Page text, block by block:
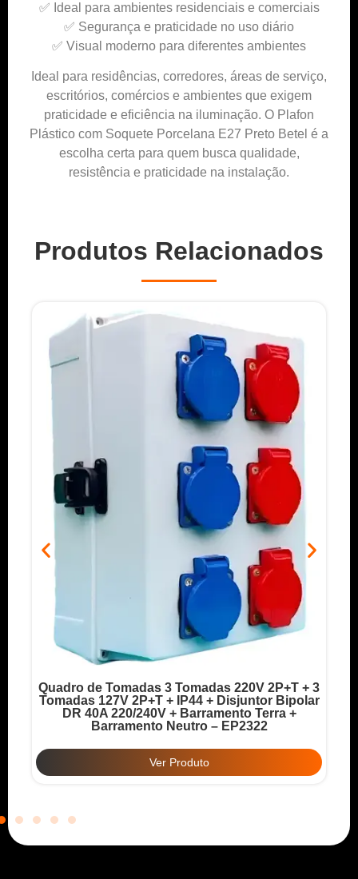
✅ Ideal para ambientes residenciais e comerciais
✅ Segurança e praticidade no uso diário
✅ Visual moderno para diferentes ambientes
Ideal para residências, corredores, áreas de serviço,
escritórios, comércios e ambientes que exigem
praticidade e eficiência na iluminação. O Plafon
Plástico com Soquete Porcelana E27 Preto Betel é a
escolha certa para quem busca qualidade,
resistência e praticidade na instalação.
Produtos Relacionados
Quadro de Tomadas 3 Tomadas 220V 2P+T + 3
Tomadas 127V 2P+T + IP44 + Disjuntor Bipolar
DR 40A 220/240V + Barramento Terra +
Barramento Neutro – EP2322
Ver Produto